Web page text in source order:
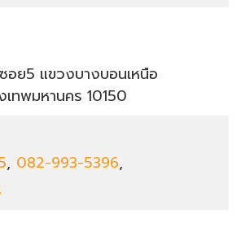
อย5 แขวงบางบอนเหนือ
เทพมหานคร 10150
, 082-993-5396,